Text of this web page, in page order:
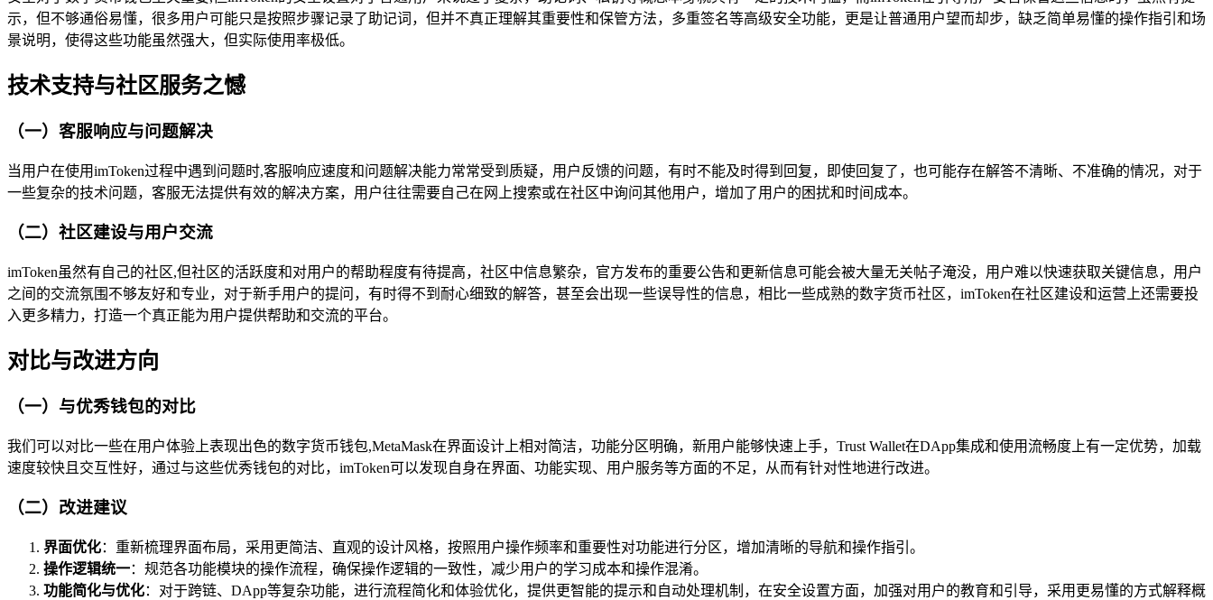
示，但不够通俗易懂，很多用户可能只是按照步骤记录了助记词，但并不真正理解其重要性和保管方法，多重签名等高级安全功能，更是让普通用户望而却步，缺乏简单易懂的操作指引和场
景说明，使得这些功能虽然强大，但实际使用率极低。
技术支持与社区服务之憾
（一）客服响应与问题解决
当用户在使用imToken过程中遇到问题时,客服响应速度和问题解决能力常常受到质疑，用户反馈的问题，有时不能及时得到回复，即使回复了，也可能存在解答不清晰、不准确的情况，对于
一些复杂的技术问题，客服无法提供有效的解决方案，用户往往需要自己在网上搜索或在社区中询问其他用户，增加了用户的困扰和时间成本。
（二）社区建设与用户交流
imToken虽然有自己的社区,但社区的活跃度和对用户的帮助程度有待提高，社区中信息繁杂，官方发布的重要公告和更新信息可能会被大量无关帖子淹没，用户难以快速获取关键信息，用户
之间的交流氛围不够友好和专业，对于新手用户的提问，有时得不到耐心细致的解答，甚至会出现一些误导性的信息，相比一些成熟的数字货币社区，imToken在社区建设和运营上还需要投
入更多精力，打造一个真正能为用户提供帮助和交流的平台。
对比与改进方向
（一）与优秀钱包的对比
我们可以对比一些在用户体验上表现出色的数字货币钱包,MetaMask在界面设计上相对简洁，功能分区明确，新用户能够快速上手，Trust Wallet在DApp集成和使用流畅度上有一定优势，加载
速度较快且交互性好，通过与这些优秀钱包的对比，imToken可以发现自身在界面、功能实现、用户服务等方面的不足，从而有针对性地进行改进。
（二）改进建议
界面优化：重新梳理界面布局，采用更简洁、直观的设计风格，按照用户操作频率和重要性对功能进行分区，增加清晰的导航和操作指引。
操作逻辑统一：规范各功能模块的操作流程，确保操作逻辑的一致性，减少用户的学习成本和操作混淆。
功能简化与优化：对于跨链、DApp等复杂功能，进行流程简化和体验优化，提供更智能的提示和自动处理机制，在安全设置方面，加强对用户的教育和引导，采用更易懂的方式解释概